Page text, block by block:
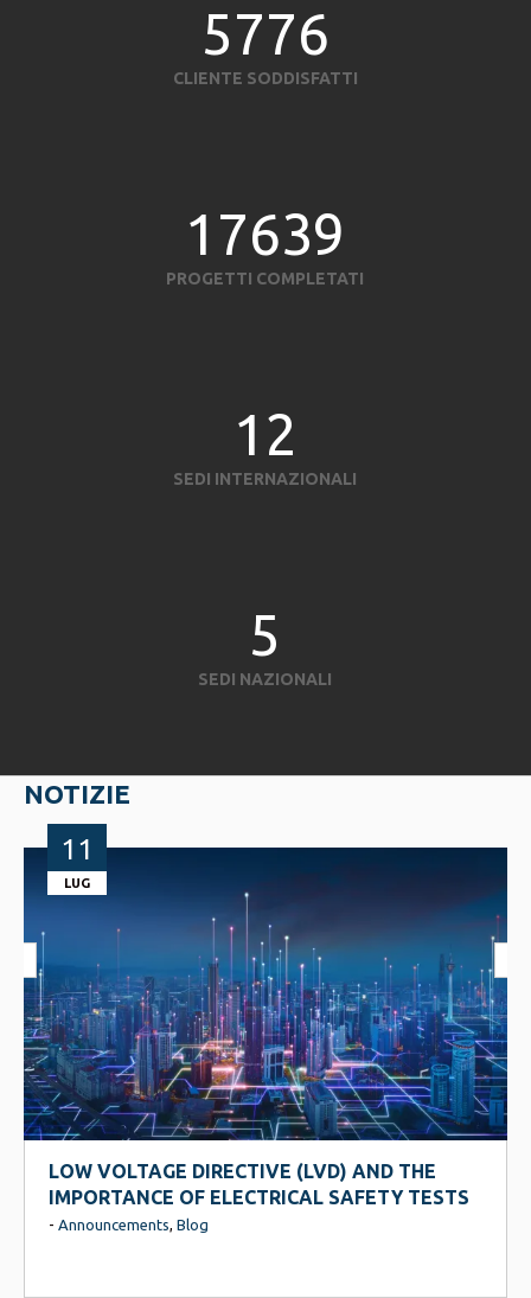
5776
CLIENTE SODDISFATTI
17639
PROGETTI COMPLETATI
12
SEDI INTERNAZIONALI
5
SEDI NAZIONALI
NOTIZIE
29
FEB
ABOUT THE IAF/ISO JOINT COMMUNIQUÉ ON
THE INCLUSION OF CLIMATE CHANGE
CONSIDERATIONS IN MANAGEMENT SYSTEM